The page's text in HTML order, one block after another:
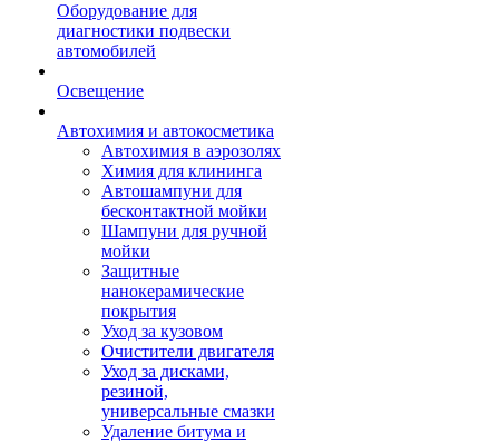
Оборудование для
диагностики подвески
автомобилей
Освещение
Автохимия и автокосметика
Автохимия в аэрозолях
Химия для клининга
Автошампуни для
бесконтактной мойки
Шампуни для ручной
мойки
Защитные
нанокерамические
покрытия
Уход за кузовом
Очистители двигателя
Уход за дисками,
резиной,
универсальные смазки
Удаление битума и